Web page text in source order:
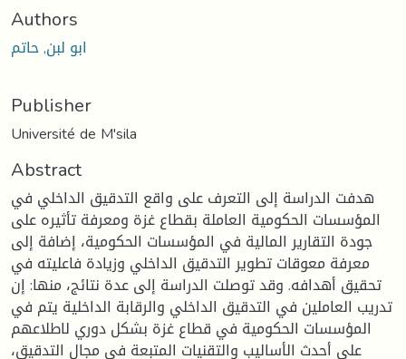
Authors
ابو لبن, حاتم
Publisher
Université de M'sila
Abstract
هدفت الدراسة إلى التعرف على واقع التدقيق الداخلي في
المؤسسات الحكومية العاملة بقطاع غزة ومعرفة تأثيره على
جودة التقارير المالية في المؤسسات الحكومية، إضافة إلى
معرفة معوقات تطوير التدقيق الداخلي وزيادة فاعليته في
تحقيق أهدافه. وقد توصلت الدراسة إلى عدة نتائج، منها: إن
تدريب العاملين في التدقيق الداخلي والرقابة الداخلية يتم في
المؤسسات الحكومية في قطاع غزة بشكل دوري لاطلاعهم
على أحدث الأساليب والتقنيات المتبعة في مجال التدقيق،